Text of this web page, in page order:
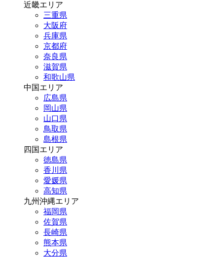
近畿エリア
三重県
大阪府
兵庫県
京都府
奈良県
滋賀県
和歌山県
中国エリア
広島県
岡山県
山口県
鳥取県
島根県
四国エリア
徳島県
香川県
愛媛県
高知県
九州沖縄エリア
福岡県
佐賀県
長崎県
熊本県
大分県